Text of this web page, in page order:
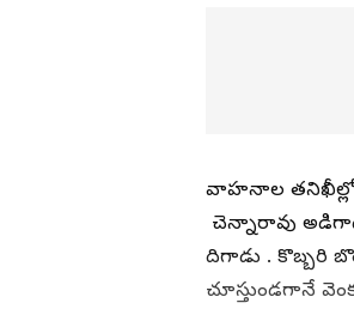
వాహనాల తనిఖీల్లో
చెన్నారావు
దిగాడు . కొబ్బరి
చూస్తుండగానే